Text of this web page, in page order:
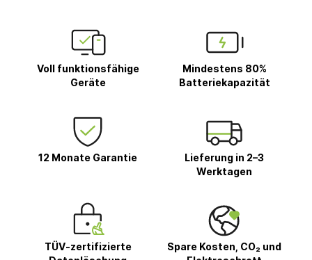
Voll funktionsfähige
Geräte
Mindestens 80%
Batteriekapazität
12 Monate Garantie
Lieferung in 2–3
Werktagen
TÜV-zertifizierte
Spare Kosten, CO₂ und